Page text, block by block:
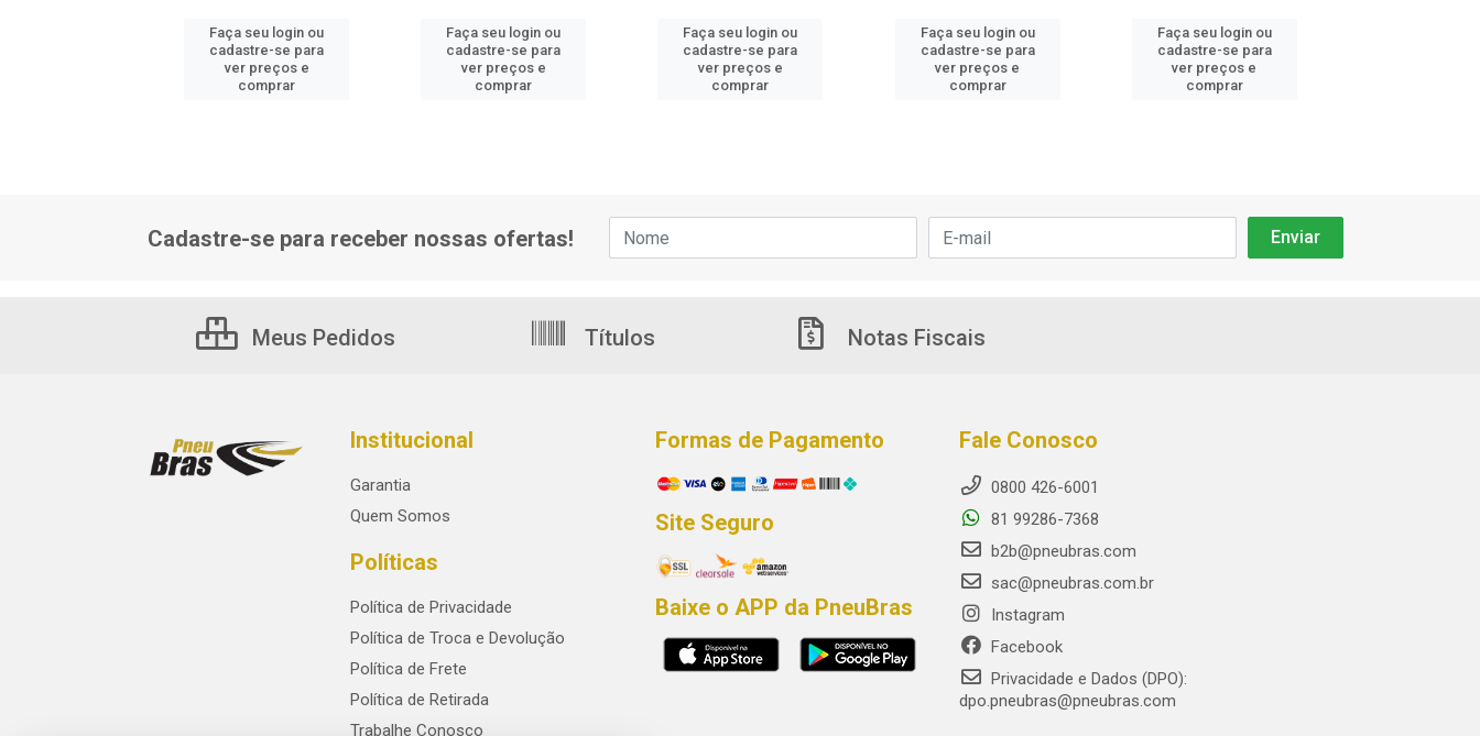
Faça seu login ou
cadastre-se para
ver preços e
comprar
Faça seu login ou
cadastre-se para
ver preços e
comprar
Faça seu login ou
cadastre-se para
ver preços e
comprar
Faça seu login ou
cadastre-se para
ver preços e
comprar
Faça seu login ou
cadastre-se para
ver preços e
comprar
Cadastre-se para receber nossas ofertas!
Meus Pedidos Títulos Notas Fiscais
Institucional
Garantia
Quem Somos
Políticas
Política de Privacidade
Política de Troca e Devolução
Política de Frete
Política de Retirada
Trabalhe Conosco
Formas de Pagamento
Site Seguro
Baixe o APP da PneuBras
Fale Conosco
0800 426-6001
81 99286-7368
b2b@pneubras.com
sac@pneubras.com.br
Instagram
Facebook
Privacidade e Dados (DPO):
dpo.pneubras@pneubras.com